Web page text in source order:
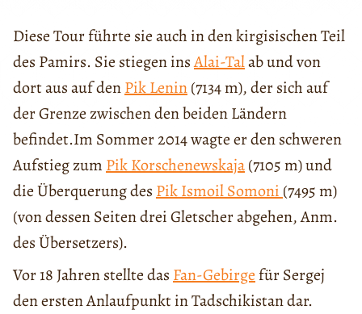
Diese Tour führte sie auch in den kirgisischen Teil
des Pamirs. Sie stiegen insAlai-Talab und von
dort aus auf denPik Lenin(7134 m), der sich auf
der Grenze zwischen den beiden Ländern
befindet.Im Sommer 2014 wagte er den schweren
Aufstieg zum Pik Korschenewskaja(7105 m) und
die Überquerung des Pik Ismoil Somoni (7495 m)
(von dessen Seiten drei Gletscher abgehen, Anm.
des Übersetzers).
Vor 18 Jahren stellte das Fan-Gebirgefür Sergej
den ersten Anlaufpunkt in Tadschikistan dar.